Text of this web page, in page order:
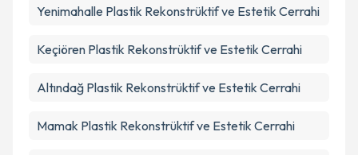
Yenimahalle Plastik Rekonstrüktif ve Estetik Cerrahi
Keçiören Plastik Rekonstrüktif ve Estetik Cerrahi
Altındağ Plastik Rekonstrüktif ve Estetik Cerrahi
Mamak Plastik Rekonstrüktif ve Estetik Cerrahi